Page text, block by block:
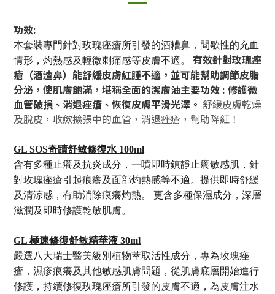
功效:
本套裝專門針對玫瑰痤瘡所引發的酒糟鼻，間歇性的充血
情形，灼熱感及輕微刺痛感等皮膚不適。 有效針對玫瑰痤
瘡（酒渣鼻）能舒緩皮膚紅腫不適，並可能幫助調節皮脂
分泌，使肌膚飽滿，堪稱全面的潔膚油主要功效 : 修護微
血管破損、消退痤瘡、恢復皮膚平滑光澤。 舒緩皮膚乾燥
及脫皮，收歛擴張中的血管，消退痤瘡，幫助降紅！
GL SOS奇蹟舒敏修復水 100ml
含有多種止癢及抗炎成分，一噴即時鎮靜止癢敏感肌，針
對玫瑰痤瘡引起痕癢及面部灼熱感等不適。提供即時舒緩
及清涼感，有助消除痕癢灼熱。 更含多種保濕成分，深層
滋潤及即時修護乾敏肌膚。
GL 極速修復舒敏精華液 30ml
嚴選八大瑞士醫美級別植物萃取活性成分，專為玫瑰痤
瘡，濕疹痕癢及其他敏感肌膚問題，從肌膚底層開始進行
修護，持續修復玫瑰痤瘡所引發的皮膚不適，為皮膚注水